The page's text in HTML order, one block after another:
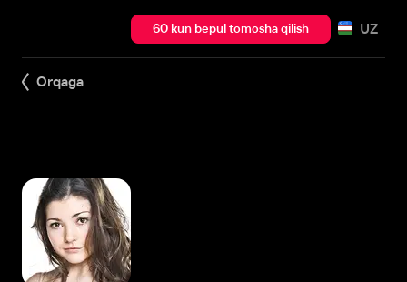
60 kun bepul tomosha qilish UZ
Orqaga